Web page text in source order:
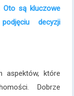
Oto są kluczowe
decyzji
aspektów, które
Dobrze